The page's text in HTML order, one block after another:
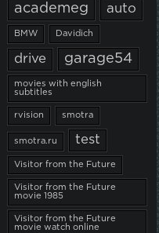
academeg auto
BMW Davidich
drive garage54
movies with english
subtitles
rvision smotra
smotra.ru test
Visitor from the Future
Visitor from the Future
movie 1985
Visitor from the Future
movie watch online